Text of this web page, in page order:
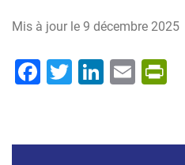
Mis à jour le 9 décembre 2025
Facebook
Twitter
LinkedIn
Email